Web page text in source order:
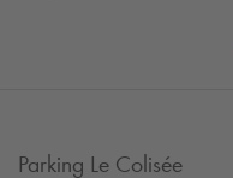
Parking Le Colisée